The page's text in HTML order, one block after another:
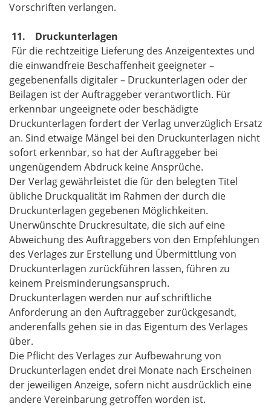
Vorschriften verlangen.
11. Druckunterlagen
Für die rechtzeitige Lieferung des Anzeigentextes und
die einwandfreie Beschaffenheit geeigneter –
gegebenenfalls digitaler – Druckunterlagen oder der
Beilagen ist der Auftraggeber verantwortlich. Für
erkennbar ungeeignete oder beschädigte
Druckunterlagen fordert der Verlag unverzüglich Ersatz
an. Sind etwaige Mängel bei den Druckunterlagen nicht
sofort erkennbar, so hat der Auftraggeber bei
ungenügendem Abdruck keine Ansprüche.
Der Verlag gewährleistet die für den belegten Titel
übliche Druckqualität im Rahmen der durch die
Druckunterlagen gegebenen Möglichkeiten.
Unerwünschte Druckresultate, die sich auf eine
Abweichung des Auftraggebers von den Empfehlungen
des Verlages zur Erstellung und Übermittlung von
Druckunterlagen zurückführen lassen, führen zu
keinem Preisminderungsanspruch.
Druckunterlagen werden nur auf schriftliche
Anforderung an den Auftraggeber zurückgesandt,
anderenfalls gehen sie in das Eigentum des Verlages
über.
Die Pflicht des Verlages zur Aufbewahrung von
Druckunterlagen endet drei Monate nach Erscheinen
der jeweiligen Anzeige, sofern nicht ausdrücklich eine
andere Vereinbarung getroffen worden ist.